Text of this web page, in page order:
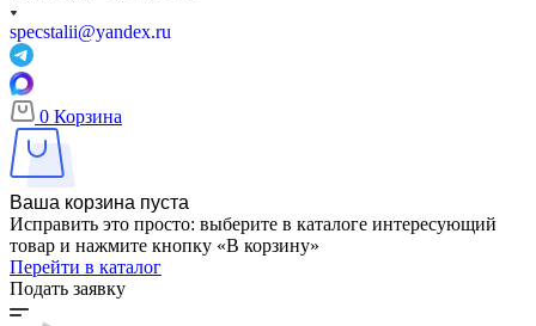
specstalii@yandex.ru
0 Корзина
Ваша корзина пуста
Исправить это просто: выберите в каталоге интересующий
товар и нажмите кнопку «В корзину»
Перейти в каталог
Подать заявку